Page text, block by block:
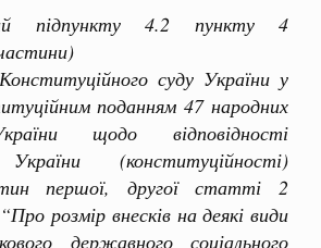
підпункту 4.2 пункту 4
суду України у
поданням 47 народних
щодо відповідності
(конституційності)
першої, другої статті 2
розмір внесків на деякі види
державного соціального